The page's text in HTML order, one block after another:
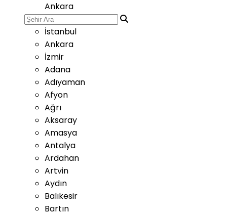
Ankara
İstanbul
Ankara
İzmir
Adana
Adıyaman
Afyon
Ağrı
Aksaray
Amasya
Antalya
Ardahan
Artvin
Aydın
Balıkesir
Bartın